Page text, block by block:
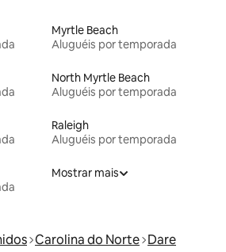
Myrtle Beach
Aluguéis por temporada
North Myrtle Beach
Aluguéis por temporada
Raleigh
Aluguéis por temporada
Mostrar mais
Carolina do Norte Dare